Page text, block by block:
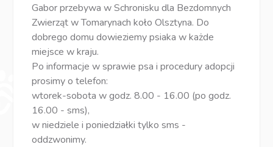
Gabor przebywa w Schronisku dla Bezdomnych
Zwierząt w Tomarynach koło Olsztyna. Do
dobrego domu dowieziemy psiaka w każde
miejsce w kraju.
Po informacje w sprawie psa i procedury adopcji
prosimy o telefon:
wtorek-sobota w godz. 8.00 - 16.00 (po godz.
16.00 - sms),
w niedziele i poniedziałki tylko sms -
oddzwonimy.